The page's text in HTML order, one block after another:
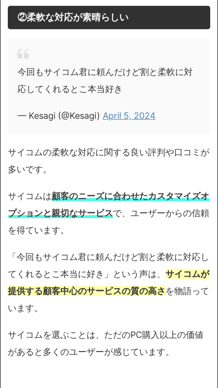
②柔軟な対応が素晴らしい
今回もサイコム君に頼んだけど割と柔軟に対
応してくれるとこ本当好き
— Kesagi (@Kesagi) April 5, 2024
サイコムの柔軟な対応に関する良い評判や口コミが
多いです。
サイコムは顧客のニーズに合わせたカスタマイズオ
プションと親切なサービスで、ユーザーからの信頼
を得ています。
「今回もサイコム君に頼んだけど割と柔軟に対応し
てくれるとこ本当に好き」という声は、 サイコムが
提供する顧客中心のサービスの質の高さ を物語って
います。
サイコムを選ぶことは、ただのPC購入以上の価値
があると多くのユーザーが感じています。